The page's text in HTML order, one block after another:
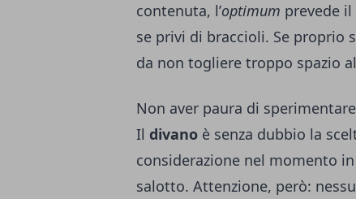
contenuta, l’optimum prevede
se privi di braccioli. Se proprio
da non togliere troppo spazio
Non aver paura di sperimentare
Il divano è senza dubbio la
considerazione nel momento
salotto. Attenzione, però: